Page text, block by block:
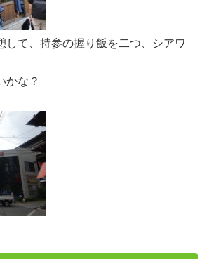
して、持参の握り飯を二つ、シアワ
かな？